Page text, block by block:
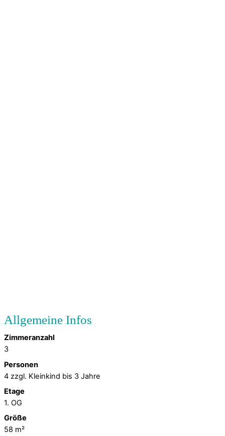
Zimmeranzahl
3
Personen
4 zzgl. Kleinkind bis 3 Jahre
Etage
1. OG
Größe
58 m²